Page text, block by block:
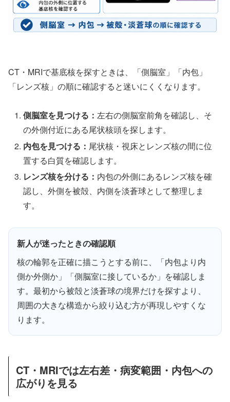
CT・MRIで基底核を探すときは、「側脳室」「内包」
「レンズ核」の順に確認すると迷いにくくなります。
側脳室を見つける：左右の側脳室前角を確認し、そ
の外側付近にある尾状核頭を探します。
内包を見つける： 尾状核・視床とレンズ核の間に位
置する白質を確認します。
レンズ核を分ける： 内包の外側にあるレンズ核を確
認し、外側を被殻、内側を淡蒼球として整理しま
す。
新人が迷ったときの確認順
核の輪郭を正確に描こうとする前に、「内包より内
側か外側か」「側脳室に接しているか」を確認しま
す。最初から被殻と淡蒼球の境界だけを探すより、
周囲の大きな構造から絞り込む方が再現しやすくな
ります。
CT・MRIでは左右差・病変範囲・内包への
広がりを見る